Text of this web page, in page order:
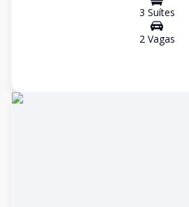
3 Suítes
2Vagas